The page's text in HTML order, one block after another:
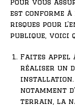
Pour vous
est conforme à
risques pour
publique, voici
Faites appel
réaliser un
installation.
notamment
terrain, la